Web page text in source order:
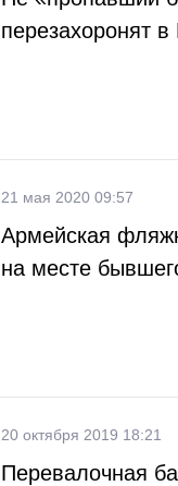
перезахоронят в
21 мая 2020 09:57
Армейская
на месте
20 октября 2019 18:21
Перевалочная